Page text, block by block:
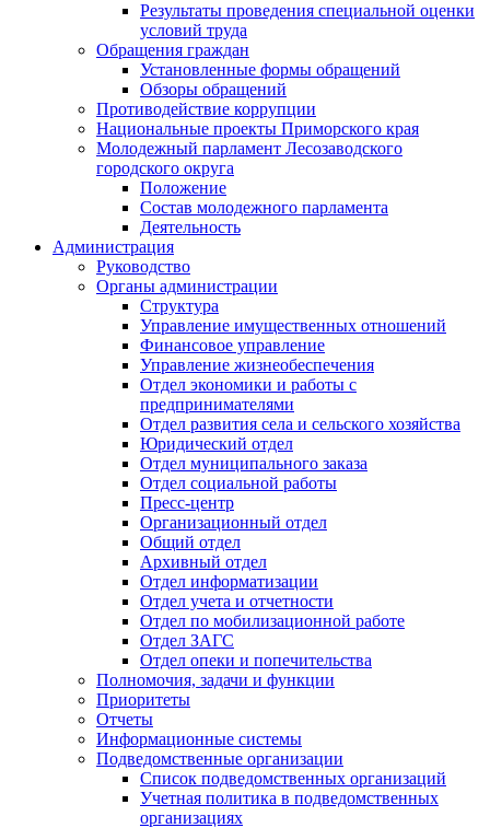
Результаты проведения специальной оценки
условий труда
Обращения граждан
Установленные формы обращений
Обзоры обращений
Противодействие коррупции
Национальные проекты Приморского края
Молодежный парламент Лесозаводского
городского округа
Положение
Состав молодежного парламента
Деятельность
Администрация
Руководство
Органы администрации
Структура
Управление имущественных отношений
Финансовое управление
Управление жизнеобеспечения
Отдел экономики и работы с
предпринимателями
Отдел развития села и сельского хозяйства
Юридический отдел
Отдел муниципального заказа
Отдел социальной работы
Пресс-центр
Организационный отдел
Общий отдел
Архивный отдел
Отдел информатизации
Отдел учета и отчетности
Отдел по мобилизационной работе
Отдел ЗАГС
Отдел опеки и попечительства
Полномочия, задачи и функции
Приоритеты
Отчеты
Информационные системы
Подведомственные организации
Список подведомственных организаций
Учетная политика в подведомственных
организациях